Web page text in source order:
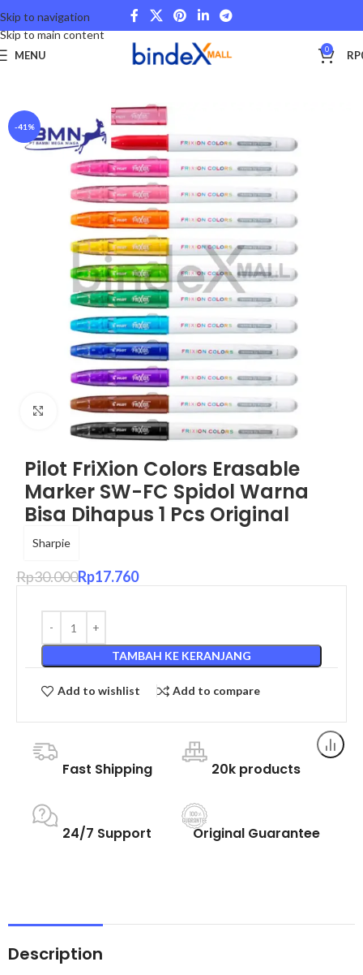
Skip to navigation
Skip to main content
MENU 0 RP
Beranda Stationery and Fancy School and College
-41%
Click to enlarge
Pilot FriXion Colors Erasable
Marker SW-FC Spidol Warna
Bisa Dihapus 1 Pcs Original
Sharpie
Rp30.000Rp17.760
TAMBAH KE KERANJANG
Add to wishlist Add to compare
Fast Shipping 20k products
24/7 Support Original Guarantee
Description